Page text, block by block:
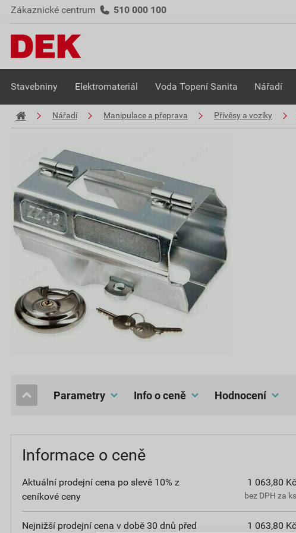
Zákaznické centrum 510 000 100
Stavebniny Elektromateriál Voda Topení Sanita Nářadí
Nářadí Manipulace a přeprava Přívěsy a vozíky
Parametry Info o ceně hodnocení
Informace o ceně
Aktuální prodejní cena po slevě 10% z
ceníkové ceny
1 063,80 Kč
bez DPH za ks
Nejnižší prodejní cena v době 30 dnů před
1 063,80 Kč